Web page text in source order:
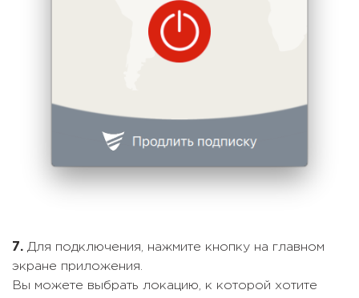
7. Для подключения, нажмите кнопку на главном
экране приложения.
Вы можете выбрать локацию, к которой хотите